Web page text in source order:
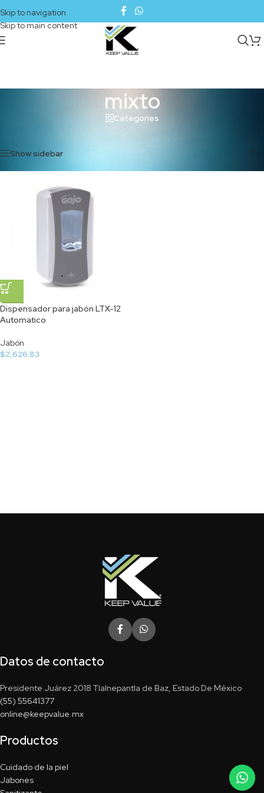
Skip to navigation
Skip to main content
mixto
Categories
Productos etiquetados “mixto”
Show sidebar
Dispensador para jabón LTX-12
Automatico
Jabón
$2,626.83
Datos de contacto
Presidente Juárez 2018 Tlalnepantla de Baz, Estado De México
(55) 55641377
online@keepvalue.mx
Productos
Cuidado de la piel
Jabones